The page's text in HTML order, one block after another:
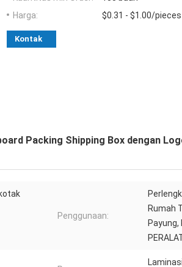
Harga:
$0.31 - $1.00/pieces
Kontak
Packing Shipping Box dengan
Penggunaan:
Rumah